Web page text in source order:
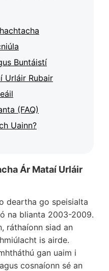
Buntáistí
Urláir Rubair
(FAQ)
Uainn?
Ár Mataí Urláir
deartha go speisialta
na blianta 2003-2009.
ráthaíonn siad an
is airde.
gan uaim i
cosnaíonn sé an